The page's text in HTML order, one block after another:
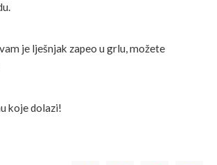
je lješnjak zapeo u grlu, možete
koje dolazi!